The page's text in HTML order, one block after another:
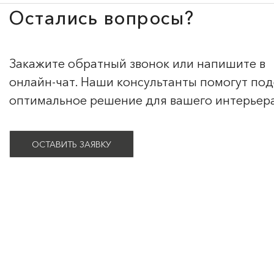
Остались вопросы?
Закажите обратный звонок или напишите в
онлайн-чат. Наши консультанты помогут
оптимальное решение для вашего
ОСТАВИТЬ ЗАЯВКУ